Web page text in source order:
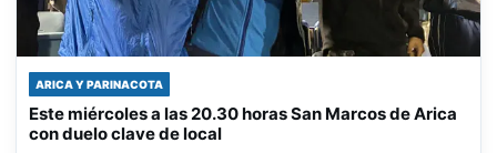
ARICA Y PARINACOTA
Este miércoles a las 20.30 horas San Marcos de Arica
con duelo clave de local